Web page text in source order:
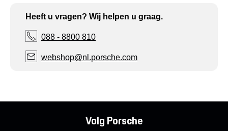
Heeft u vragen? Wij helpen u graag.
088 - 8800 810
webshop@nl.porsche.com
Volg Porsche